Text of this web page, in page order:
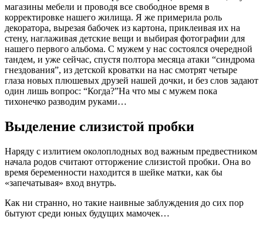
магазины мебели и проводя все свободное время в
корректировке нашего жилища. Я же примерила роль
декоратора, вырезая бабочек из картона, приклеивая их на
стену, наглаживая детские вещи и выбирая фотографии для
нашего первого альбома. С мужем у нас состоялся очередной
тандем, и уже сейчас, спустя полтора месяца атаки “синдрома
гнездования”, из детской кроватки на нас смотрят четыре
глаза новых плюшевых друзей нашей дочки, и без слов задают
один лишь вопрос: “Когда?”На что мы с мужем пока
тихонечко разводим руками…
Выделение слизистой пробки
Наряду с излитием околоплодных вод важным предвестником
начала родов считают отторжение слизистой пробки. Она во
время беременности находится в шейке матки, как бы
«запечатывая» вход внутрь.
Как ни странно, но такие наивные заблуждения до сих пор
бытуют среди юных будущих мамочек…